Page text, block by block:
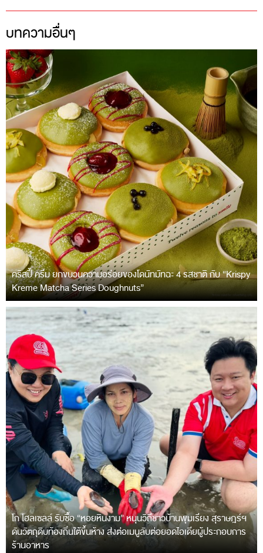
บทความอื่นๆ
คริสปี้ ครีม ยกขบวนความอร่อยของโดนัทมัทฉะ 4 รสชาติ กับ “Krispy
Kreme Matcha Series Doughnuts”
โก โฮลเซลล์ รับซื้อ “หอยหินงาม” หนุนวิถีชาวบ้านพุมเรียง สุราษฎร์ฯ
ดันวัตถุดิบท้องถิ่นใต้ขึ้นห้าง ส่งต่อเมนูลับต่อยอดไอเดียผู้ประกอบการ
ร้านอาหาร